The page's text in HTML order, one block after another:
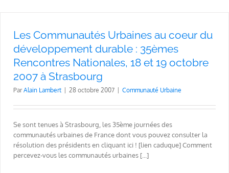
Les Communautés Urbaines au coeur du
développement durable : 35èmes
Rencontres Nationales, 18 et 19 octobre
2007 à Strasbourg
ParAlain Lambert 28 octobre 2007 Communauté Urbaine
Se sont tenues à Strasbourg, les 35ème journées des
communautés urbaines de France dont vous pouvez consulter la
résolution des présidents en cliquant ici ! [lien caduque] Comment
percevez-vous les communautés urbaines [...]